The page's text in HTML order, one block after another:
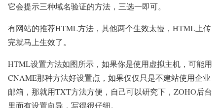
它会提示三种域名验证的方法，三选一即可。
有网站的推荐HTML方法，其他两个生效太慢，HTML上传
完就马上生效了。
HTML设置方法如图所示，如果你是使用虚拟主机，可能用
CNAME那种方法好设置点，如果仅仅只是不建站使用企业
邮箱，那就用TXT方法方便，自己可以研究下，ZOHO后台
里面有设置向导，写得很仔细。